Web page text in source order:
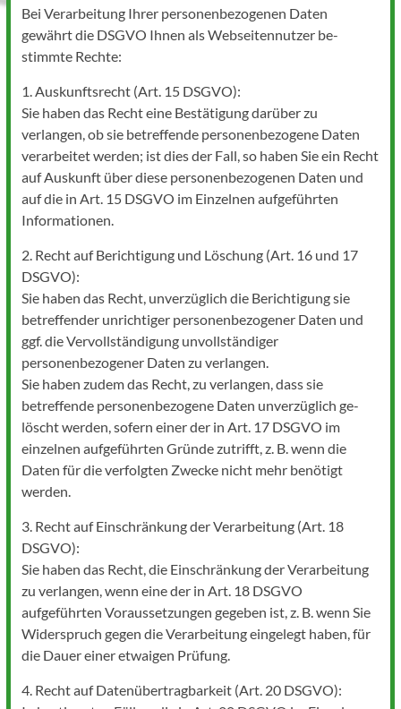
Bei Verarbeitung Ihrer personenbezogenen Daten
gewährt die DSGVO Ihnen als Webseitennutzer be-
stimmte Rechte:
1. Auskunftsrecht (Art. 15 DSGVO):
Sie haben das Recht eine Bestätigung darüber zu
verlangen, ob sie betreffende personenbezogene Daten
verarbeitet werden; ist dies der Fall, so haben Sie ein Recht
auf Auskunft über diese personenbezogenen Daten und
auf die in Art. 15 DSGVO im Einzelnen aufgeführten
Informationen.
2. Recht auf Berichtigung und Löschung (Art. 16 und 17
DSGVO):
Sie haben das Recht, unverzüglich die Berichtigung sie
betreffender unrichtiger personenbezogener Daten und
ggf. die Vervollständigung unvollständiger
personenbezogener Daten zu verlangen.
Sie haben zudem das Recht, zu verlangen, dass sie
betreffende personenbezogene Daten unverzüglich ge-
löscht werden, sofern einer der in Art. 17 DSGVO im
einzelnen aufgeführten Gründe zutrifft, z. B. wenn die
Daten für die verfolgten Zwecke nicht mehr benötigt
werden.
3. Recht auf Einschränkung der Verarbeitung (Art. 18
DSGVO):
Sie haben das Recht, die Einschränkung der Verarbeitung
zu verlangen, wenn eine der in Art. 18 DSGVO
aufgeführten Voraussetzungen gegeben ist, z. B. wenn Sie
Widerspruch gegen die Verarbeitung eingelegt haben, für
die Dauer einer etwaigen Prüfung.
4. Recht auf Datenübertragbarkeit (Art. 20 DSGVO):